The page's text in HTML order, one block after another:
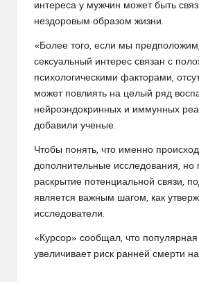
интереса у мужчин может быть
нездоровым образом жизни.
«Более того, если мы
сексуальный интерес связан с
психологическими факторами,
может повлиять на целый ряд
нейроэндокринных и иммунных
добавили ученые.
Чтобы понять, что именно
дополнительные исследования, но
раскрытие потенциальной связи,
является важным шагом, как
исследователи.
«Курсор» сообщал, что популярная
увеличивает риск ранней смерти на